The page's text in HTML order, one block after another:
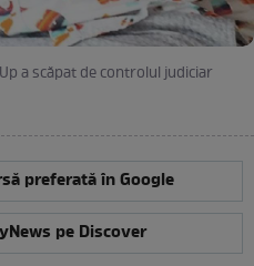
a scăpat de controlul judiciar
preferată în Google
pe Discover